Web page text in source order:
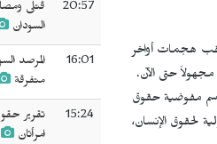
هجمات أواخر
حتى الآن.
المتحدث باسم مفوضية حقوق
لحقوق الإنسان،
20:57
قتلى
السودان
16:01
متفرقة
15:24
امرأتان